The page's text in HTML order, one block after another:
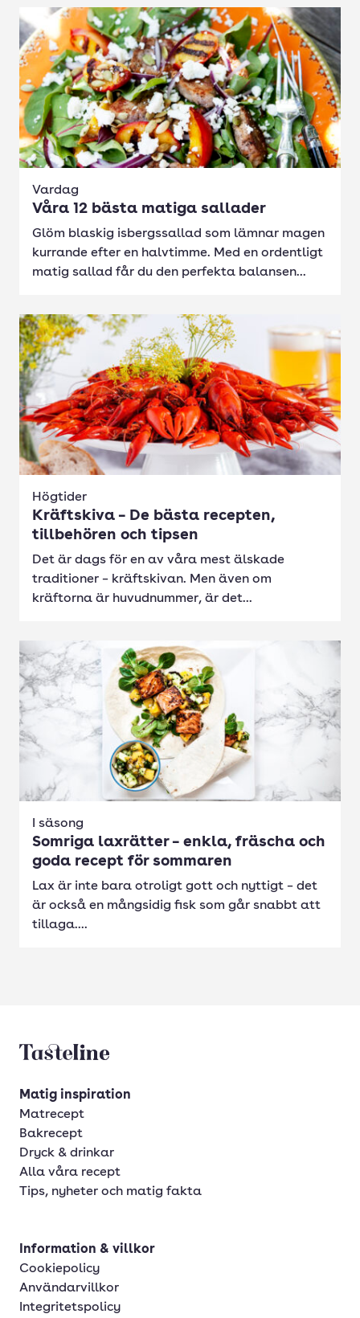
Vardag
Våra 12 bästa matiga sallader
Glöm blaskig isbergssallad som lämnar magen
kurrande efter en halvtimme. Med en ordentligt
matig sallad får du den perfekta balansen...
Högtider
Kräftskiva – De bästa recepten,
tillbehören och tipsen
Det är dags för en av våra mest älskade
traditioner – kräftskivan. Men även om
kräftorna är huvudnummer, är det...
I säsong
Somriga laxrätter – enkla, fräscha och
goda recept för sommaren
Lax är inte bara otroligt gott och nyttigt – det
är också en mångsidig fisk som går snabbt att
tillaga....
Tasteline startsida
Matig inspiration
Matrecept
Bakrecept
Dryck & drinkar
Alla våra recept
Tips, nyheter och matig fakta
Information & villkor
Cookiepolicy
Användarvillkor
Integritetspolicy